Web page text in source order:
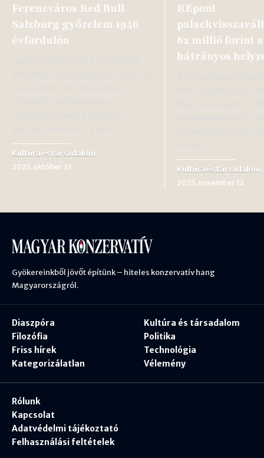
Ferencváros Red Bull
Salzburg győzelem 1956
évfordulón
Kultúra és társadalom
2025. október 23
REpont
82 millió forint
hátrányos
Kultúra és társadalom
2025. november 12
Gyökereinkből jövőt építünk – hiteles konzervatív hang
Magyarországról.
Diaszpóra
Filozófia
Friss hírek
Kategorizálatlan
Kultúra és társadalom
Politika
Technológia
Vélemény
Rólunk
Kapcsolat
Adatvédelmi tájékoztató
Felhasználási feltételek